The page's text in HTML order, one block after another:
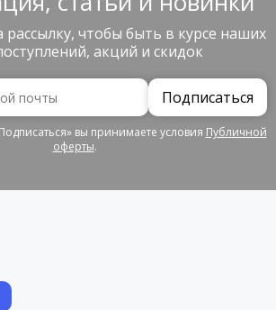
чтобы быть в курсе наших
акций и скидок
Подписаться
вы принимаете условия Публичной
оферты.